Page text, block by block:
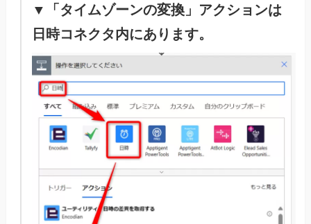
▼「タイムゾーンの変換」アクションは
日時コネクタ内にあります。